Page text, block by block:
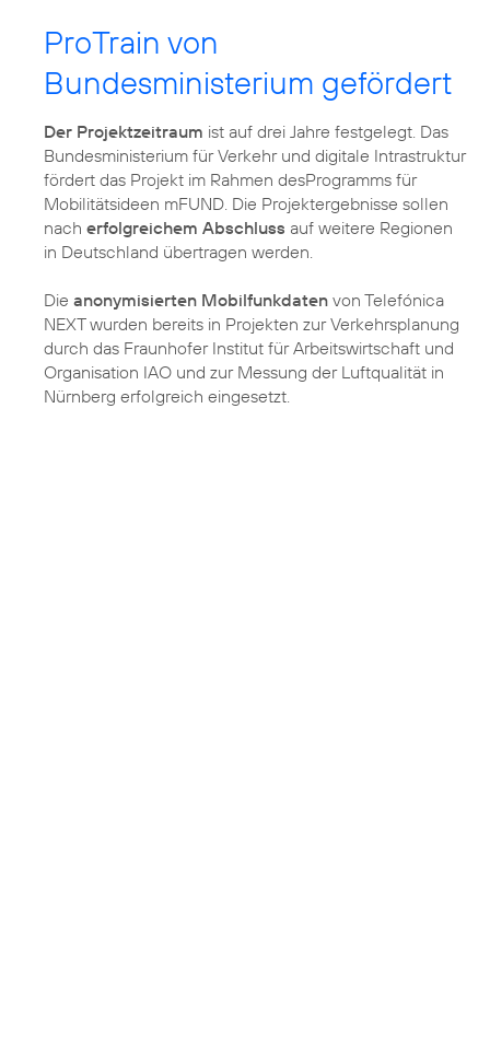
ProTrain von
Bundesministerium gefördert
Der Projektzeitraum ist auf drei Jahre festgelegt. Das
Bundesministerium für Verkehr und digitale Intrastruktur
fördert das Projekt im Rahmen desProgramms für
Mobilitätsideen mFUND. Die Projektergebnisse sollen
nach erfolgreichem Abschluss auf weitere Regionen
in Deutschland übertragen werden.
Die anonymisierten Mobilfunkdaten von Telefónica
NEXT wurden bereits in Projekten zur Verkehrsplanung
durch das Fraunhofer Institut für Arbeitswirtschaft und
Organisation IAO und zur Messung der Luftqualität in
Nürnberg erfolgreich eingesetzt.